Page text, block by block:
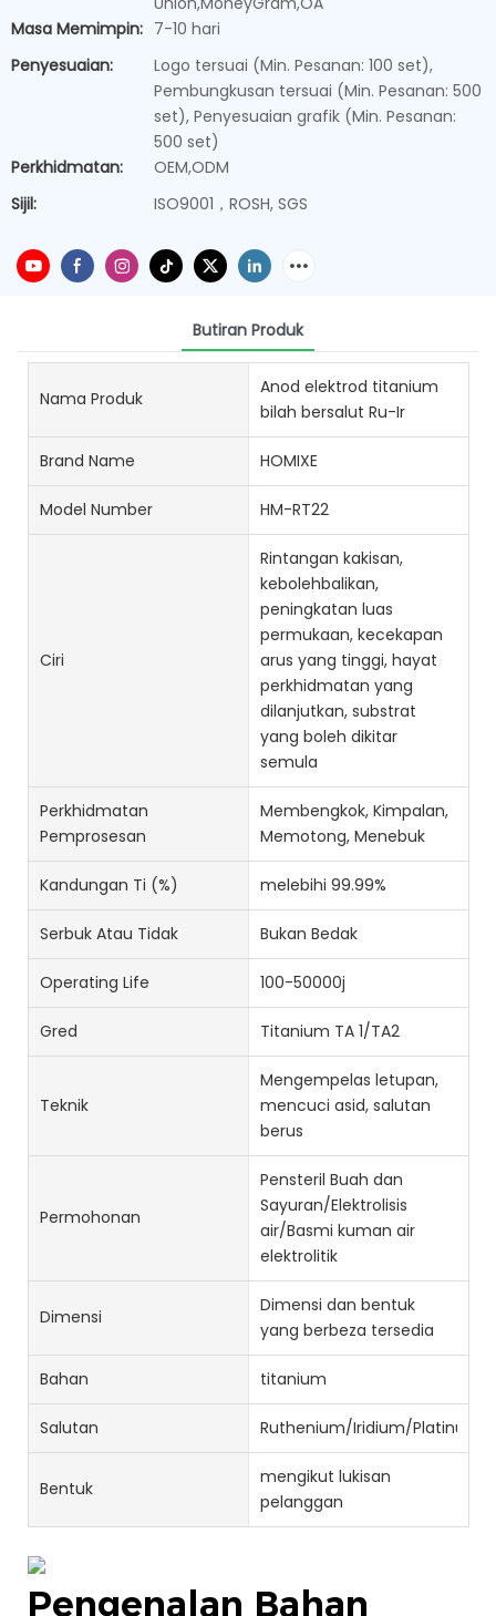
Masa Memimpin: 7-10 hari
Penyesuaian:
Logo tersuai (Min. Pesanan: 100 set),
Pembungkusan tersuai (Min. Pesanan: 500
set), Penyesuaian grafik (Min. Pesanan:
500 set)
Perkhidmatan:
OEM,ODM
Sijil:
ISO9001，ROSH, SGS
Butiran Produk
Nama Produk
Anod elektrod titanium
bilah bersalut Ru-Ir
Brand Name HOMIXE
Model Number HM-RT22
Ciri
Rintangan kakisan,
kebolehbalikan,
peningkatan luas
permukaan, kecekapan
arus yang tinggi, hayat
perkhidmatan yang
dilanjutkan, substrat
yang boleh dikitar
semula
Perkhidmatan
Pemprosesan
Membengkok, Kimpalan,
Memotong, Menebuk
Kandungan Ti (%) melebihi 99.99%
Serbuk Atau Tidak Bukan Bedak
Operating Life 100-50000j
Gred Titanium TA 1/TA2
Teknik
Mengempelas letupan,
mencuci asid, salutan
berus
Permohonan
Pensteril Buah dan
Sayuran/Elektrolisis
air/Basmi kuman air
elektrolitik
Dimensi
Dimensi dan bentuk
yang berbeza tersedia
Bahan titanium
Salutan Ruthenium/Iridium/Platinum
Bentuk
mengikut lukisan
pelanggan
Pengenalan Bahan